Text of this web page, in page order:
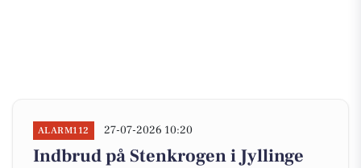
ALARM112 27-07-2026 10:20
Indbrud på Stenkrogen i Jyllinge